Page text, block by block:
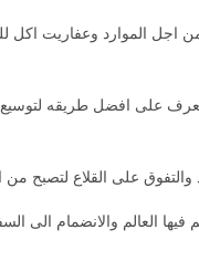
من اجل الموارد وعفاريت
على افضل طريقه
والتفوق على القلاع لتصبح